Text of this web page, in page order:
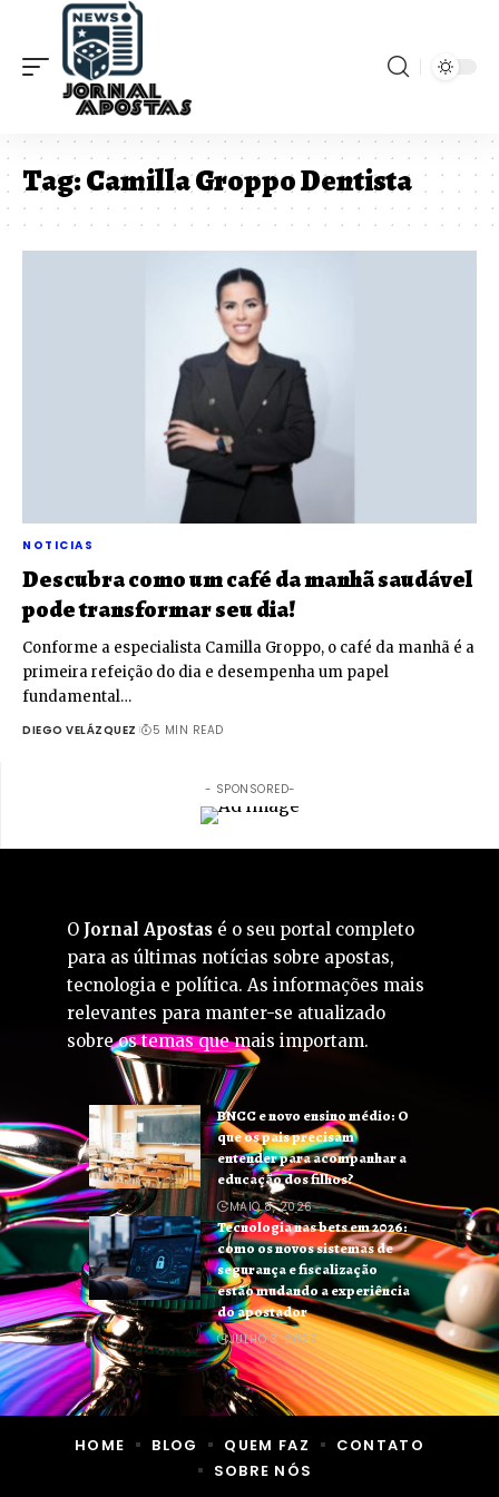
Tag:Camilla Groppo Dentista
NOTICIAS
Descubra como um café da manhã saudável
pode transformar seu dia!
Conforme a especialista Camilla Groppo, o café da manhã é a
primeira refeição do dia e desempenha um papel
fundamental…
DIEGO VELÁZQUEZ 5 MIN READ
- SPONSORED-
O Jornal Apostas é o seu portal completo
para as últimas notícias sobre apostas,
tecnologia e política. As informações mais
relevantes para manter-se atualizado
sobre os temas que mais importam.
BNCC e novo ensino médio: O
que os pais precisam
entender para acompanhar a
educação dos filhos?
MAIO 8, 2026
Tecnologia nas bets em 2026:
como os novos sistemas de
segurança e fiscalização
estão mudando a experiência
do apostador
JULHO 3, 2026
HOME BLOG QUEM FAZ
CONTATO
SOBRE NÓS